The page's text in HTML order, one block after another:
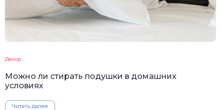
Декор
Можно ли стирать подушки в домашних
условиях
Читать далее